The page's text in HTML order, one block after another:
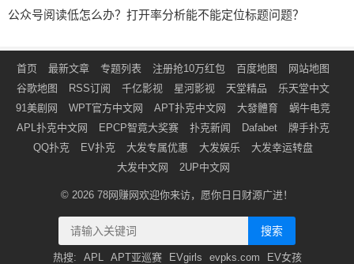
公众号阅读低怎么办？打开率分析能不能定位标题问题？
首页 最新文章 专题列表 注册抢10万红包 百度地图
网站地图
谷歌地图
RSS订阅 千亿影视 星河影视 天堂精品
乐天堂中文
91美剧网
WPT官方中文网 APT扑克中文网 大發體育
蜗牛电竞
APL扑克中文网
EPCP智竟大奖赛 扑克新闻 Dafabet
牌手扑克
QQ扑克
EV扑克 大发专属优惠 大发娱乐
大发幸运转盘
大发中文网
2UP中文网
© 2026 78网赚网欢迎你来访，愿你日日财源广进！
搜索
热搜: APL APT亚巡赛 EVgirls evpks.com EV女孩